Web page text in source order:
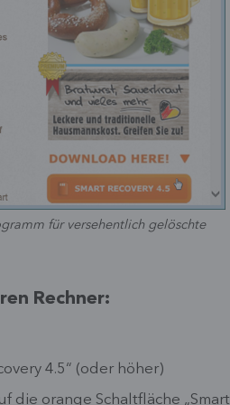
für versehentlich gelöschte
Rechner:
4.5“ (oder höher)
die orange Schaltfläche „Smart